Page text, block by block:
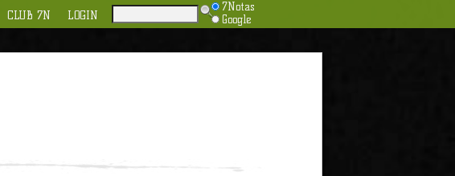
CLUB 7N LOGIN
7Notas
Google